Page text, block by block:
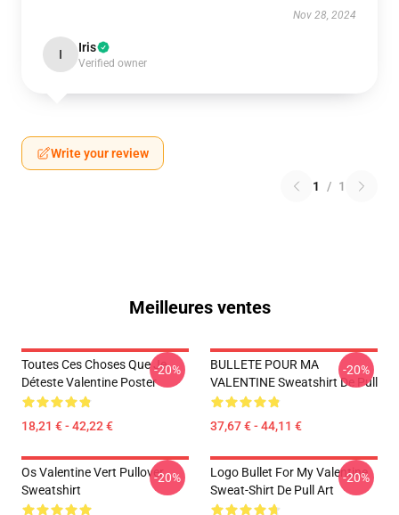
Nov 28, 2024
I Iris
Verified owner
Write your review
1 / 1
Meilleures ventes
Toutes Ces Choses Que Je
Déteste Valentine Poster
18,21 € - 42,22 €
-20%
BULLETE POUR MA
VALENTINE Sweatshirt De Pull
37,67 € - 44,11 €
-20%
Os Valentine Vert Pullover
Sweatshirt
-20%
Logo Bullet For My Valentine
Sweat-Shirt De Pull Art
-20%